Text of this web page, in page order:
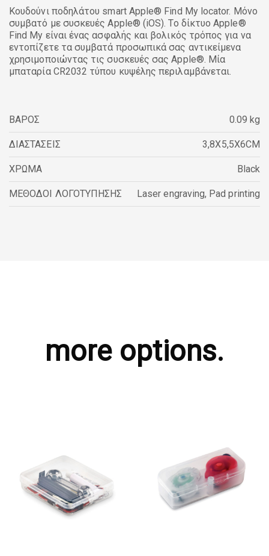
Κουδούνι ποδηλάτου smart Apple® Find My locator. Μόνο
συμβατό με συσκευές Apple® (iOS). Το δίκτυο Apple®
Find My είναι ένας ασφαλής και βολικός τρόπος για να
εντοπίζετε τα συμβατά προσωπικά σας αντικείμενα
χρησιμοποιώντας τις συσκευές σας Apple®. Μία
μπαταρία CR2032 τύπου κυψέλης περιλαμβάνεται.
ΒΑΡΟΣ 0.09 kg
ΔΙΑΣΤΑΣΕΙΣ 3,8X5,5X6CM
ΧΡΩΜΑ Black
ΜΕΘΟΔΟΙ ΛΟΓΟΤΥΠΗΣΗΣ Laser engraving, Pad printing
more options.